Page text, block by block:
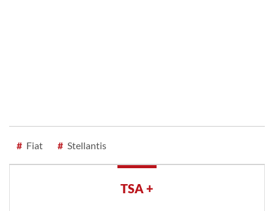
# Fiat # Stellantis
TSA +